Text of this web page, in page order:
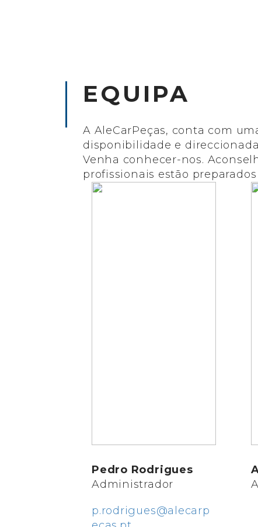
EQUIPA
A AleCarPeças, conta com
disponibilidade e
Venha conhecer-nos.
profissionais estão
Pedro Rodrigues
Administrador
p.rodrigues@alecarp